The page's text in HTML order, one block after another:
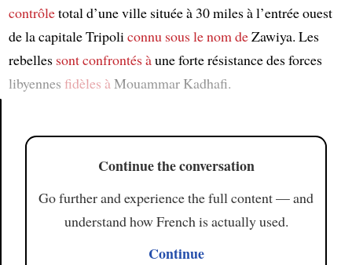
Article
contrôletotal d’une ville située à 30 miles à l’entrée ouest
de la capitale Tripoliconnu sous le nom deZawiya. Les
rebelles sont confrontés àune forte résistance des forces
libyennes fidèles àMouammar Kadhafi.
Continue the conversation
Go further and experience the full content — and
understand how French is actually used.
Continue